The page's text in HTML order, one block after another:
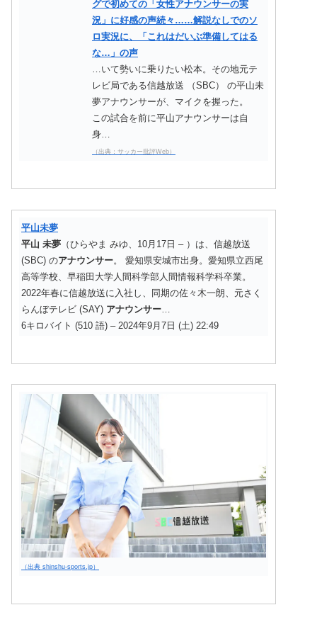
グで初めての「女性アナウンサーの実
況」に好感の声続々……解説なしでのソ
ロ実況に、「これはだいぶ準備してはる
な…」の声
…いて勢いに乗りたい松本。その地元テ
レビ局である信越放送 （SBC） の平山未
夢アナウンサーが、マイクを握った。
この試合を前に平山アナウンサーは自
身…
（出典：サッカー批評Web）
平山未夢
平山 未夢 （ひらやま みゆ、10月17日 – ）は、信越放送
(SBC) のアナウンサー。 愛知県安城市出身。愛知県立西尾
高等学校、早稲田大学人間科学部人間情報科学科卒業。
2022年春に信越放送に入社し、同期の佐々木一朗、元さく
らんぼテレビ (SAY) アナウンサー
6キロバイト (510 語) – 2024年9月7日 (土) 22:49
（出典 shinshu-sports.jp）